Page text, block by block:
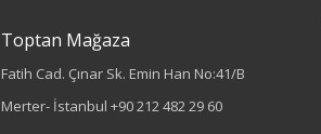
Toptan Mağaza
Fatih Cad. Çınar Sk. Emin Han No:41/B
Merter- İstanbul +90 212 482 29 60